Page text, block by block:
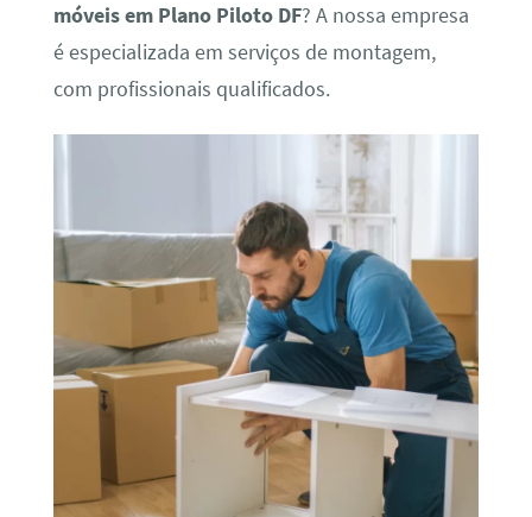
móveis em Plano Piloto DF? A nossa empresa
é especializada em serviços de montagem,
com profissionais qualificados.